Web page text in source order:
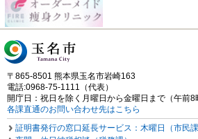
〒865-8501 熊本県玉名市岩崎163
電話:0968-75-1111（代表）
開庁日：祝日を除く月曜日から金曜日まで（午前8
各課直通のお問い合わせ先はこちら
証明書発行の窓口延長サービス：木曜日（市民課